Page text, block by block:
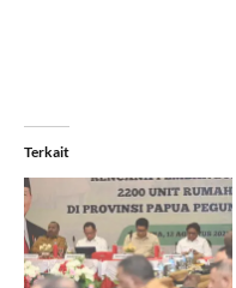
Terkait